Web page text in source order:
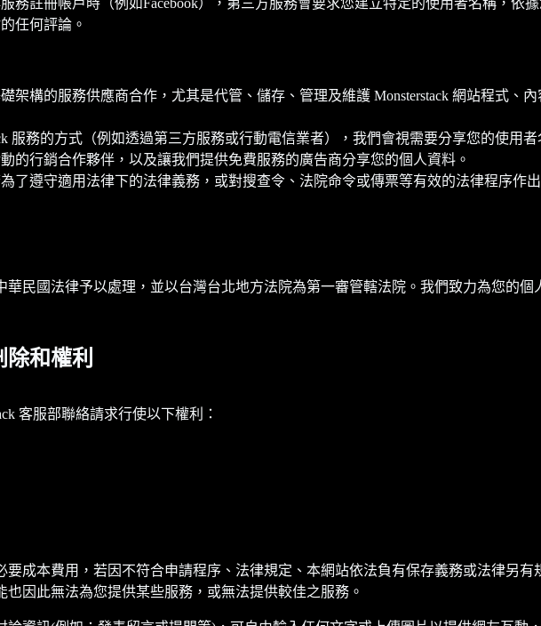
務註冊帳戶時（例如Facebook），第三方服務會要求您建立特定的使用者名稱，依
任何評論。
架構的服務供應商合作，尤其是代管、儲存、管理及維護 Monsterstack 網站程式、
服務的方式（例如透過第三方服務或行動電信業者），我們會視需要分享您的使用
的行銷合作夥伴，以及讓我們提供免費服務的廣告商分享您的個人資料。
了遵守適用法律下的法律義務，或對搜查令、法院命令或傳票等有效的法律程序作
民國法律予以處理，並以台灣台北地方法院為第一審管轄法院。我們致力為您的
和權利
客服部聯絡請求行使以下權利：
要成本費用，若因不符合申請程序、法律規定、本網站依法負有保存義務或法律另
因此無法為您提供某些服務，或無法提供較佳之服務。